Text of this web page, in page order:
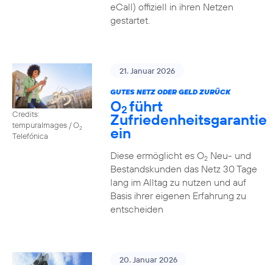
eCall) offiziell in ihren Netzen
gestartet.
Credits:
tempuraImages / O2
Telefónica
21. Januar 2026
GUTES NETZ ODER GELD ZURÜCK
O2führt
Zufriedenheitsgarantie
ein
Diese ermöglicht es O2Neu- und
Bestandskunden das Netz 30 Tage
lang im Alltag zu nutzen und auf
Basis ihrer eigenen Erfahrung zu
entscheiden
20. Januar 2026